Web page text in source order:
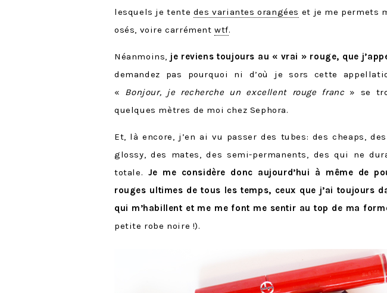
lesquels je tente des variantes orangées et je me permets
osés, voire carrémentwtf.
Néanmoins, je reviens toujours au « vrai » rouge, que
demandez pas pourquoi ni d’où je sors cette
« Bonjour, je recherche un excellent rouge franc» se
quelques mètres de moi chez Sephora.
Et, là encore, j’en ai vu passer des tubes: des cheaps,
glossy, des mates, des semi-permanents, des qui ne
totale. Je me considère donc aujourd’hui à même de
rouges ultimes de tous les temps, ceux que j’ai toujours
qui m’habillent et me me font me sentir au top de ma
petite robe noire !).